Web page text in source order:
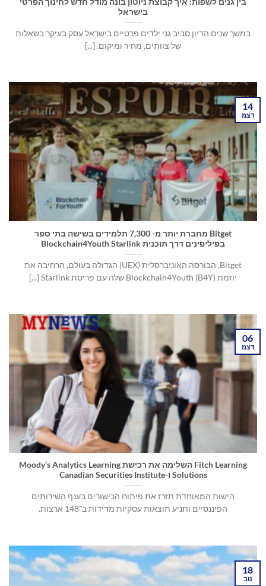
בישראל
במשך שנים הדיון סביב גני ילדים פרטיים בישראל עסק בעיקר בשאלות
של צוותים, מחיר ומיקום. [...]
Bitget מחברת יותר מ- 7,300 תלמידים בשישה בתי ספר
בפיליפינים דרך תוכנית Blockchain4Youth Starlink
Bitget, הבורסה האוניברסלית (UEX) הגדולה בעולם, הרחיבה את
יוזמת Blockchain4Youth (B4Y) שלה עם פריסת Starlink [...]
14
דצמ
Fitch Learning השלימה את רכישת Moody’s Analytics Learning
Solutions ו-Canadian Securities Institute
הישות המאוחדת תזרז את פיתוח הכישורים בענף השירותים
הפיננסיים ותניע תוצאות עסקיות מדידות ב־148 ארצות.
06
דצמ
18
נוב